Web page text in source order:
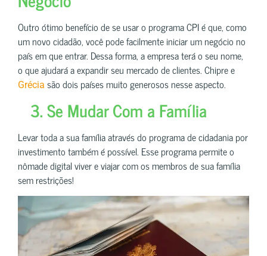
Outro ótimo benefício de se usar o programa CPI é que, como
um novo cidadão, você pode facilmente iniciar um negócio no
país em que entrar. Dessa forma, a empresa terá o seu nome,
o que ajudará a expandir seu mercado de clientes. Chipre e
Grécia são dois países muito generosos nesse aspecto.
3. Se Mudar Com a Família
Levar toda a sua família através do programa de cidadania por
investimento também é possível. Esse programa permite o
nômade digital viver e viajar com os membros de sua família
sem restrições!